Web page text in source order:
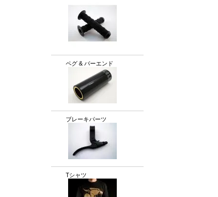
ペグ & バーエンド
ブレーキパーツ
Tシャツ